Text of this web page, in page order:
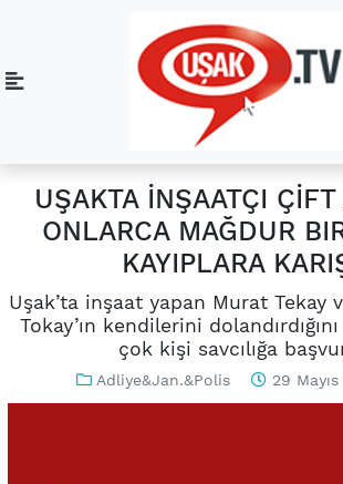
UŞAKTA İNŞAATÇI
ONLARCA MAĞDUR
KAYIPLARA
Uşak’ta inşaat yapan Murat Tekay
Tokay’ın kendilerini
çok kişi savcılığa
Adliye&Jan.&Polis 29